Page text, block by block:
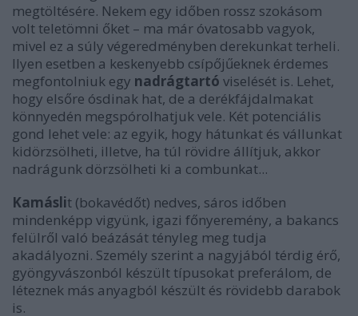
megtöltésére. Nekem egy időben rossz szokásom
volt teletömni őket – ma már óvatosabb vagyok,
mivel ez a súly végeredményben derekunkat terheli.
Ilyen esetben a keskenyebb csípőjűeknek érdemes
megfontolniuk egy nadrágtartó viselését is. Lehet,
hogy elsőre ósdinak hat, de a derékfájdalmakat
könnyedén megspórolhatjuk vele. Két potenciális
gond lehet vele: az egyik, hogy hátunkat és vállunkat
kidörzsölheti, illetve, ha túl rövidre állítjuk, akkor
nadrágunk dörzsölheti ki a combunkat...
Kamáslit (bokavédőt) nedves, sáros időben
mindenképp vigyünk, igazi főnyeremény, a bakancs
felülről való beázását tényleg meg tudja
akadályozni. Személy szerint a nagyjából térdig érő,
gyöngyvászonból készült típusokat preferálom, de
léteznek más anyagból készült és rövidebb darabok
is.